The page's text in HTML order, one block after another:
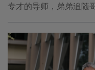
专才的导师，弟弟追随